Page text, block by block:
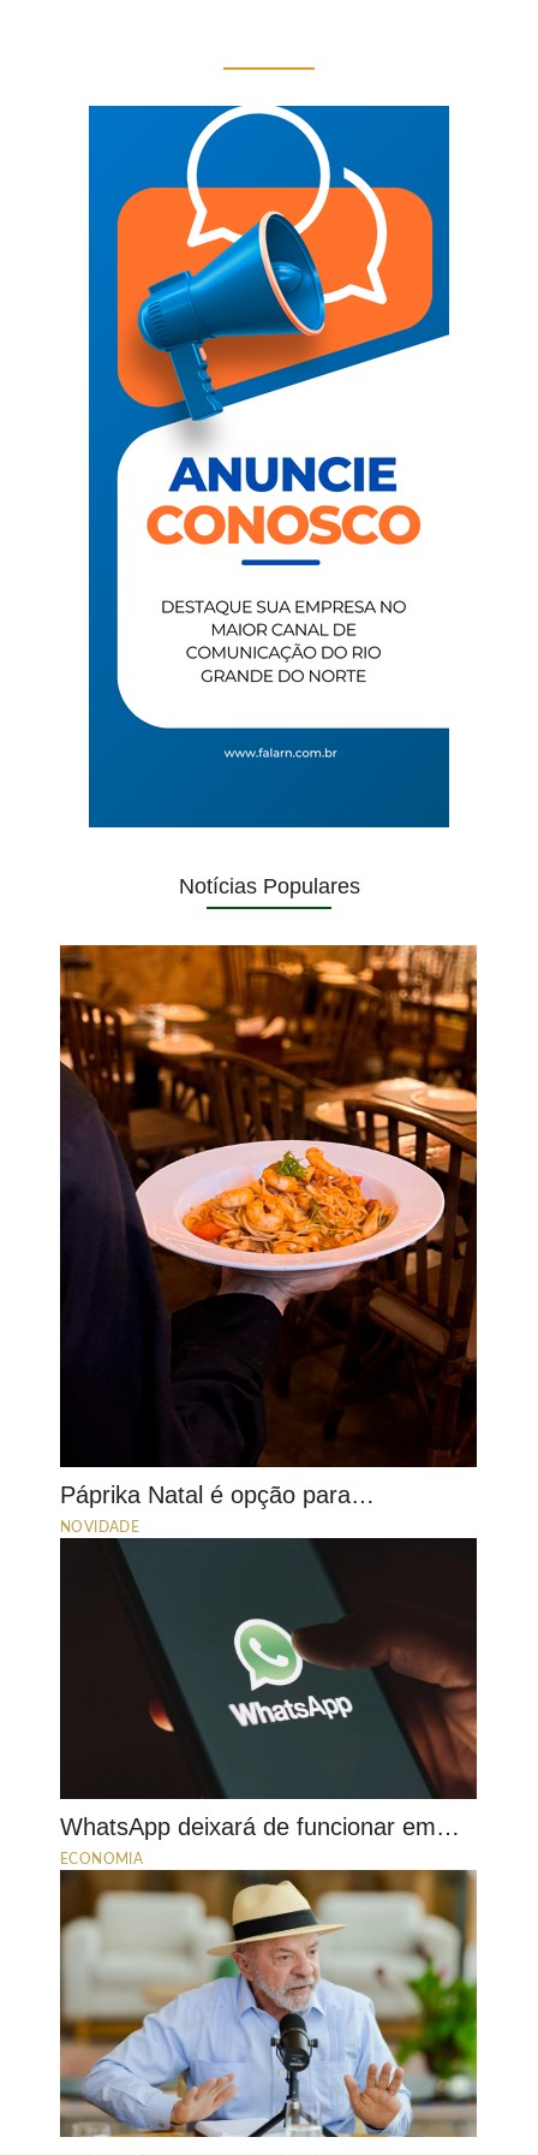
Notícias Populares
Páprika Natal é opção para…
NOVIDADE
WhatsApp deixará de funcionar em…
ECONOMIA